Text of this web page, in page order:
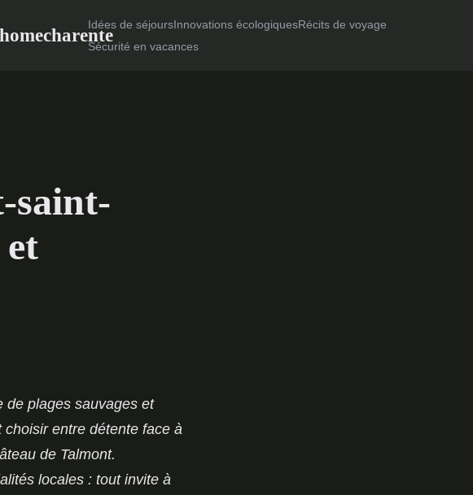
Idées de séjoursInnovations écologiquesRécits de voyage
Sécurité en vacances
saint-
de plages sauvages et
choisir entre détente face à
de Talmont.
locales : tout invite à